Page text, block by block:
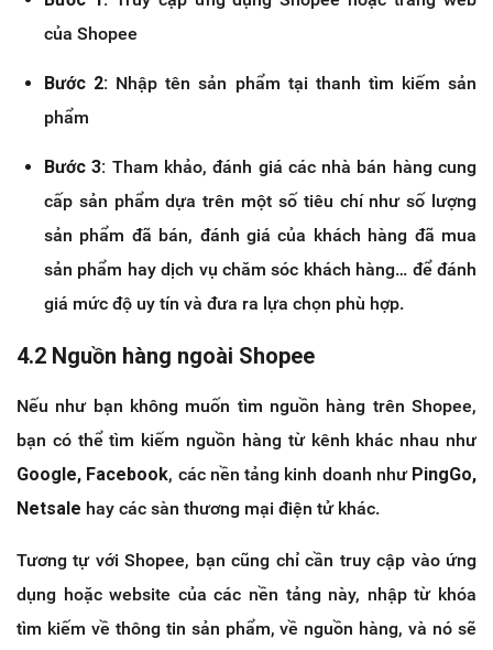
của Shopee
Bước 2: Nhập tên sản phẩm tại thanh tìm kiếm sản
phẩm
Bước 3: Tham khảo, đánh giá các nhà bán hàng cung
cấp sản phẩm dựa trên một số tiêu chí như số lượng
sản phẩm đã bán, đánh giá của khách hàng đã mua
sản phẩm hay dịch vụ chăm sóc khách hàng… để đánh
giá mức độ uy tín và đưa ra lựa chọn phù hợp.
4.2 Nguồn hàng ngoài Shopee
Nếu như bạn không muốn tìm nguồn hàng trên Shopee,
bạn có thể tìm kiếm nguồn hàng từ kênh khác nhau như
Google, Facebook, các nền tảng kinh doanh như PingGo,
Netsale hay các sàn thương mại điện tử khác.
Tương tự với Shopee, bạn cũng chỉ cần truy cập vào ứng
dụng hoặc website của các nền tảng này, nhập từ khóa
tìm kiếm về thông tin sản phẩm, về nguồn hàng, và nó sẽ